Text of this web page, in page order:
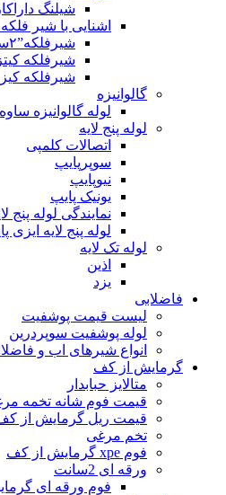
شیلنگ داراکار
اشنایی با شیر
شیرفلکه”۲سیم ایتالیا
شیرفلکه کیتز
شیرفلکه کیز
گالوانیزه
لوله گالوانیزه ساوه
لوله پنج لایه
اتصالات کلمپی
سوپرپایپ
نیوپایپ
یونیک پایپ
نمایندگی لوله پنج
لوله پنج لایه ایزی
لوله تک لایه
اذین
یزد
فاضلابی
لیست قیمت پوشفیت
لوله پوشفیت سوپردرین
انواع شیرهای اب و
گرمایش از کف
متالایز حبابدار
قیمت فوم شانه تخمه
قیمت ریل گرمایش از
تخم مرغی
فوم xpe گرمایش از کف
ورقه ای 2سانت
فوم ورقه ای